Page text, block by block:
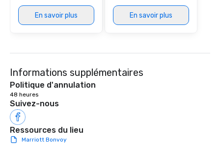
En savoir plus En savoir plus
Informations supplémentaires
Politique d'annulation
48 heures
Suivez-nous
Ressources du lieu
Marriott Bonvoy